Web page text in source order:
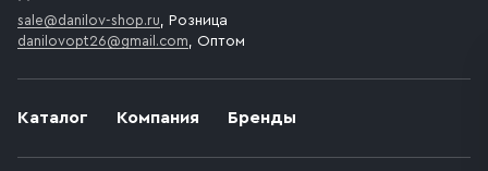
Каталог Компания Бренды
sale@danilov-shop.ru, Розница
danilovopt26@gmail.com, Оптом